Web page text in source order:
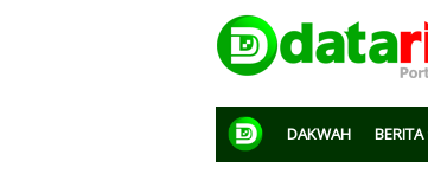
DAKWAH BERITA